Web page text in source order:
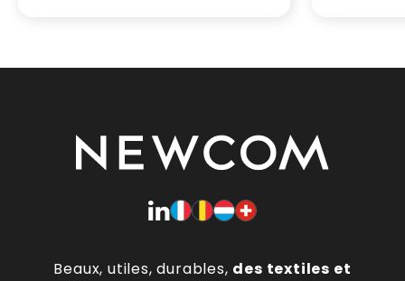
Beaux, utiles, durables, des textiles et